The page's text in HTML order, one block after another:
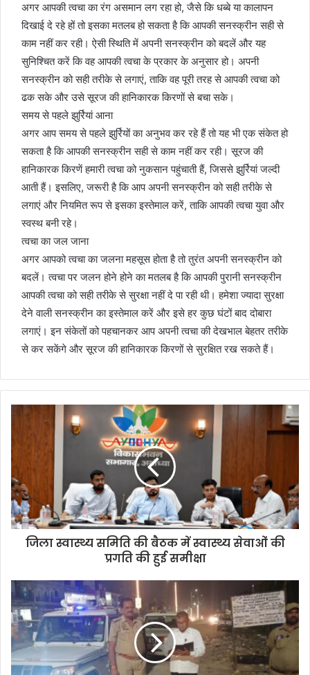
अगर आपकी त्वचा का रंग असमान लग रहा हो, जैसे कि धब्बे या कालापन
दिखाई दे रहे हों तो इसका मतलब हो सकता है कि आपकी सनस्क्रीन सही से
काम नहीं कर रही। ऐसी स्थिति में अपनी सनस्क्रीन को बदलें और यह
सुनिश्चित करें कि वह आपकी त्वचा के प्रकार के अनुसार हो। अपनी
सनस्क्रीन को सही तरीके से लगाएं, ताकि वह पूरी तरह से आपकी त्वचा को
ढक सके और उसे सूरज की हानिकारक किरणों से बचा सके।
समय से पहले झुर्रियां आना
अगर आप समय से पहले झुर्रियों का अनुभव कर रहे हैं तो यह भी एक संकेत हो
सकता है कि आपकी सनस्क्रीन सही से काम नहीं कर रही। सूरज की
हानिकारक किरणें हमारी त्वचा को नुकसान पहुंचाती हैं, जिससे झुर्रियां जल्दी
आती हैं। इसलिए, जरूरी है कि आप अपनी सनस्क्रीन को सही तरीके से
लगाएं और नियमित रूप से इसका इस्तेमाल करें, ताकि आपकी त्वचा युवा और
स्वस्थ बनी रहे।
त्वचा का जल जाना
अगर आपको त्वचा का जलना महसूस होता है तो तुरंत अपनी सनस्क्रीन को
बदलें। त्वचा पर जलन होने होने का मतलब है कि आपकी पुरानी सनस्क्रीन
आपकी त्वचा को सही तरीके से सुरक्षा नहीं दे पा रही थी। हमेशा ज्यादा सुरक्षा
देने वाली सनस्क्रीन का इस्तेमाल करें और इसे हर कुछ घंटों बाद दोबारा
लगाएं। इन संकेतों को पहचानकर आप अपनी त्वचा की देखभाल बेहतर तरीके
से कर सकेंगे और सूरज की हानिकारक किरणों से सुरक्षित रख सकते हैं।
जिला स्वास्थ्य समिति की बैठक में स्वास्थ्य सेवाओं की
प्रगति की हुई समीक्षा